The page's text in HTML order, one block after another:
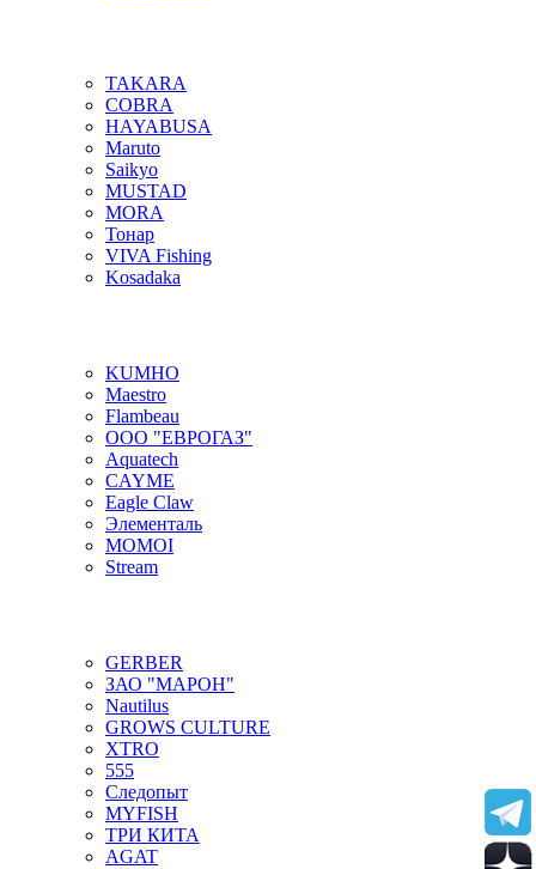
TAKARA
COBRA
HAYABUSA
Maruto
Saikyo
MUSTAD
MORA
Тонар
VIVA Fishing
Kosadaka
KUMHO
Maestro
Flambeau
ООО "ЕВРОГАЗ"
Aquatech
CAYME
Eagle Claw
Элементаль
MOMOI
Stream
GERBER
ЗАО "МАРОН"
Nautilus
GROWS CULTURE
XTRO
555
Следопыт
MYFISH
ТРИ КИТА
AGAT